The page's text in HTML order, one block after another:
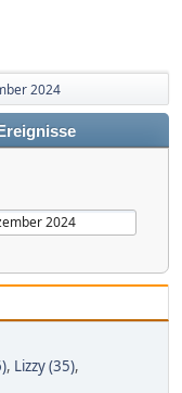
2024
, Lizzy (35),